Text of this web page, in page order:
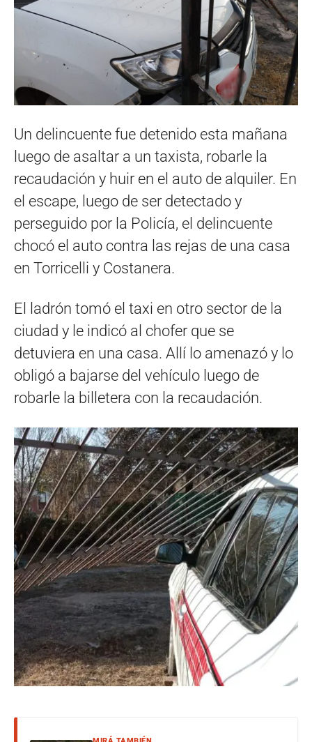
Un delincuente fue detenido esta mañana
luego de asaltar a un taxista, robarle la
recaudación y huir en el auto de alquiler. En
el escape, luego de ser detectado y
perseguido por la Policía, el delincuente
chocó el auto contra las rejas de una casa
en Torricelli y Costanera.
El ladrón tomó el taxi en otro sector de la
ciudad y le indicó al chofer que se
detuviera en una casa. Allí lo amenazó y lo
obligó a bajarse del vehículo luego de
robarle la billetera con la recaudación.